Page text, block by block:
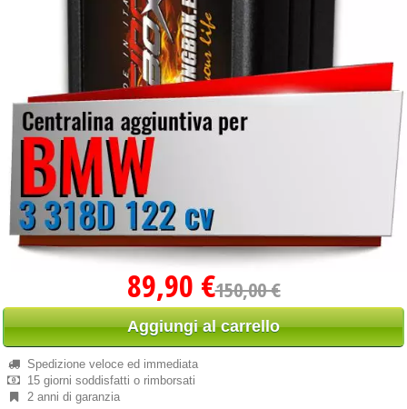
89,90 €150,00 €
Aggiungi al carrello
Spedizione veloce ed immediata
15 giorni soddisfatti o rimborsati
2 anni di garanzia